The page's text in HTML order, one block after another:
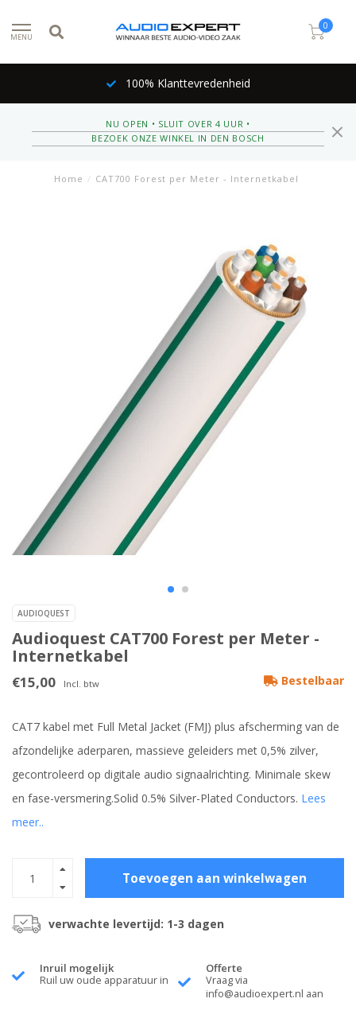
MENU
0
100% Klanttevredenheid
NU OPEN • SLUIT OVER 4 UUR •
BEZOEK ONZE WINKEL IN DEN BOSCH
Home / CAT700 Forest per Meter - Internetkabel
AUDIOQUEST
Audioquest CAT700 Forest per Meter -
Internetkabel
€15,00 Incl. btw Bestelbaar
CAT7 kabel met Full Metal Jacket (FMJ) plus afscherming van de
afzondelijke aderparen, massieve geleiders met 0,5% zilver,
gecontroleerd op digitale audio signaalrichting. Minimale skew
en fase-versmering.Solid 0.5% Silver-Plated Conductors. Lees
meer..
Toevoegen aan winkelwagen
verwachte levertijd: 1-3 dagen
Inruil mogelijk
Ruil uw oude apparatuur in
Offerte
Vraag via
info@audioexpert.nl aan